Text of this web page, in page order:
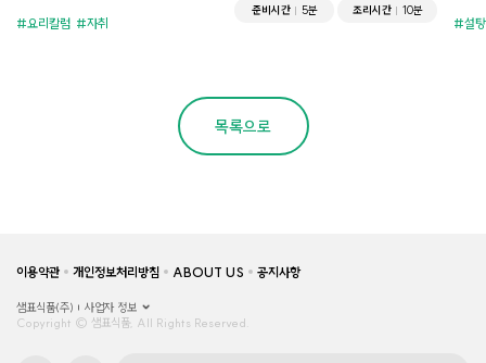
요리칼럼 자취
준비시간 5분 조리시간 10분
설탕
목록으로
이용약관 개인정보처리방침 ABOUT US 공지사항
샘표식품(주)
사업자 정보
Copyright © 샘표식품, All Rights Reserved.